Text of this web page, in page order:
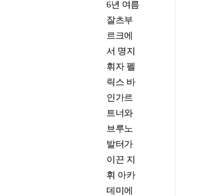
6년 여름
잘츠부
르크에
서 명지
휘자 펠
릭스 바
인가르
트너와
브루노
발터가
이끈 지
휘 아카
데미에